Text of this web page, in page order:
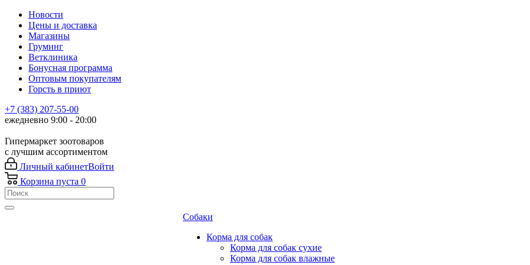
Новости
Цены и доставка
Магазины
Груминг
Ветклиника
Бонусная программа
Оптовым покупателям
Горсть в приют
+7 (383) 207-55-00
ежедневно 9:00 - 20:00
Гипермаркет зоотоваров
с лучшим ассортиментом
Личный кабинетВойти
Корзина пуста 0
Собаки
Корма для собак
Корма для собак сухие
Корма для собак влажные